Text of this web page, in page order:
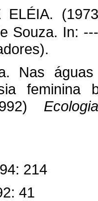
ELÉIA.
Souza. In:
Nas
feminina
214
41